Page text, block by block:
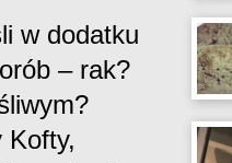
w dodatku
– rak?